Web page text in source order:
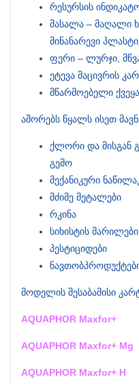
რესურსის
მასალა – მაღალი
მინანარევი
ფერი – ლურჯი,
ეტევა მაცივრის
მწარმოებელი
აშორებს წყალს ისეთ
ქლორი და მისგან
გემო
მექანიკური
მძიმე მეტალები
რკინა
სიხისტის მარილები
პესტიციდები
მოდელის შესაბამისი
AQUAPHOR Maxfor+
AQUAPHOR Maxfor+ Mg
AQUAPHOR Maxfor+ H